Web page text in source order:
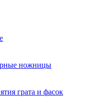
ножницы
грата и фасок